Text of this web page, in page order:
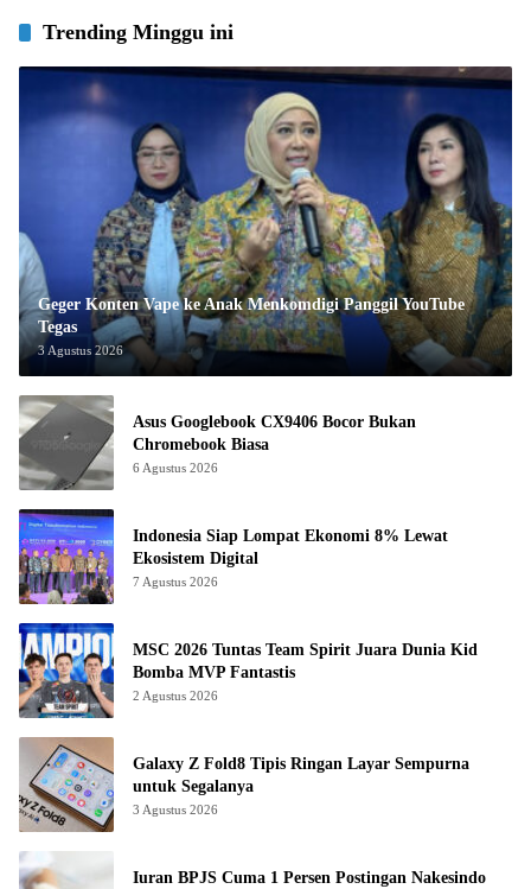
Trending Minggu ini
Geger Konten Vape ke Anak Menkomdigi Panggil YouTube
Tegas
3 Agustus 2026
Asus Googlebook CX9406 Bocor Bukan
Chromebook Biasa
6 Agustus 2026
Indonesia Siap Lompat Ekonomi 8% Lewat
Ekosistem Digital
7 Agustus 2026
MSC 2026 Tuntas Team Spirit Juara Dunia Kid
Bomba MVP Fantastis
2 Agustus 2026
Galaxy Z Fold8 Tipis Ringan Layar Sempurna
untuk Segalanya
3 Agustus 2026
Iuran BPJS Cuma 1 Persen Postingan Nakesindo